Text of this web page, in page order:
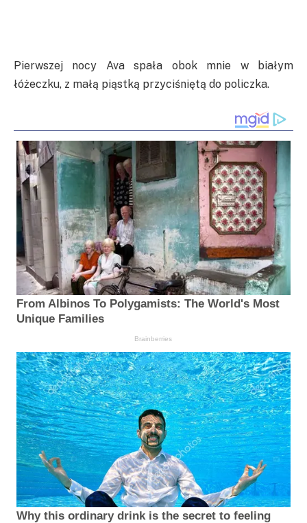
Pierwszej nocy Ava spała obok mnie w białym
łóżeczku, z małą piąstką przyciśniętą do policzka.